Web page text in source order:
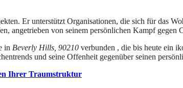
Er unterstützt Organisationen, die sich für das
angetrieben von seinem persönlichen Kampf gegen
in Beverly Hills, 90210 verbunden , die bis heute ein
und seine Offenheit gegenüber seinen
Ihrer Traumstruktur